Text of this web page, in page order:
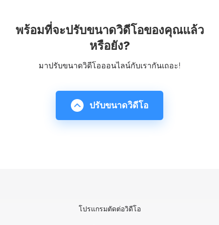
พร้อมที่จะปรับขนาดวิดีโอของคุณแล้ว
หรือยัง?
มาปรับขนาดวิดีโอออนไลน์กับเรากันเถอะ!
ปรับขนาดวิดีโอ
โปรแกรมตัดต่อวิดีโอ